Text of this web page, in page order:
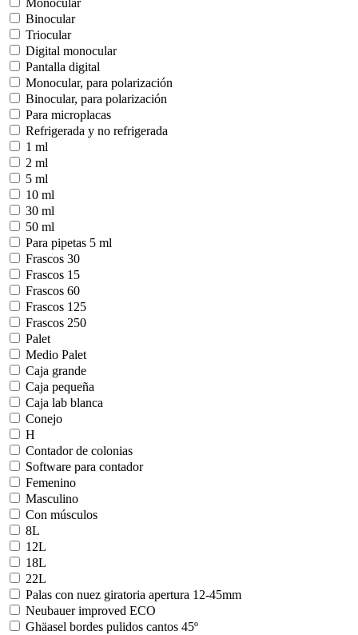
Monocular
Binocular
Triocular
Digital monocular
Pantalla digital
Monocular, para polarización
Binocular, para polarización
Para microplacas
Refrigerada y no refrigerada
1 ml
2 ml
5 ml
10 ml
30 ml
50 ml
Para pipetas 5 ml
Frascos 30
Frascos 15
Frascos 60
Frascos 125
Frascos 250
Palet
Medio Palet
Caja grande
Caja pequeña
Caja lab blanca
Conejo
H
Contador de colonias
Software para contador
Femenino
Masculino
Con músculos
8L
12L
18L
22L
Palas con nuez giratoria apertura 12-45mm
Neubauer improved ECO
Ghäasel bordes pulidos cantos 45º